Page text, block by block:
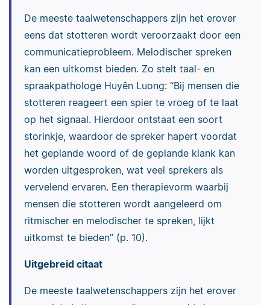
De meeste taalwetenschappers zijn het erover
eens dat stotteren wordt veroorzaakt door een
communicatieprobleem. Melodischer spreken
kan een uitkomst bieden. Zo stelt taal- en
spraakpathologe Huyên Luong: “Bij mensen die
stotteren reageert een spier te vroeg of te laat
op het signaal. Hierdoor ontstaat een soort
storinkje, waardoor de spreker hapert voordat
het geplande woord of de geplande klank kan
worden uitgesproken, wat veel sprekers als
vervelend ervaren. Een therapievorm waarbij
mensen die stotteren wordt aangeleerd om
ritmischer en melodischer te spreken, lijkt
uitkomst te bieden” (p. 10).
Uitgebreid citaat
De meeste taalwetenschappers zijn het erover